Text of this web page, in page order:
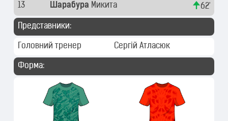
13 Шарабура Микита 62'
Представники:
Головний тренер Сергій Атласюк
Форма: